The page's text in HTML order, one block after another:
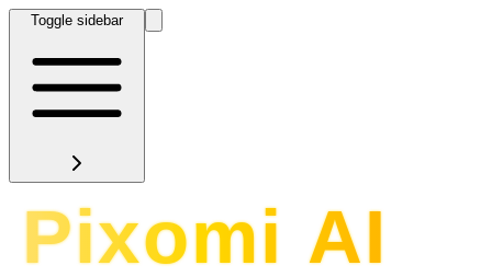
Toggle sidebar